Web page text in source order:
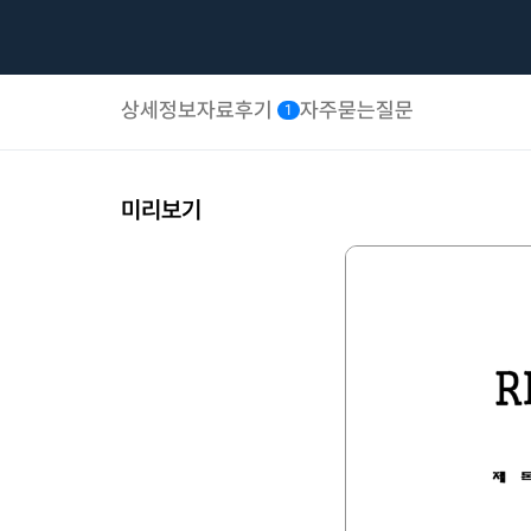
상세정보자료후기 1 자주묻는질문
미리보기